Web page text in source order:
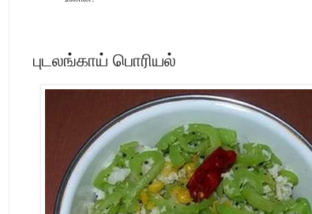
புடலங்காய் பொரியல்